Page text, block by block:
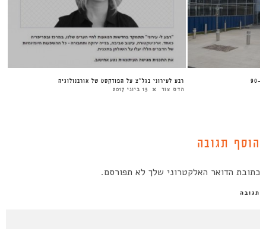
רבע לעירוני בגל”צ על הפודקסט של אורבנולוגיה
הדס צור 15 ביוני 2017
90
הוסף תגובה
כתובת הדואר האלקטרוני שלך לא תפורסם.
תגובה